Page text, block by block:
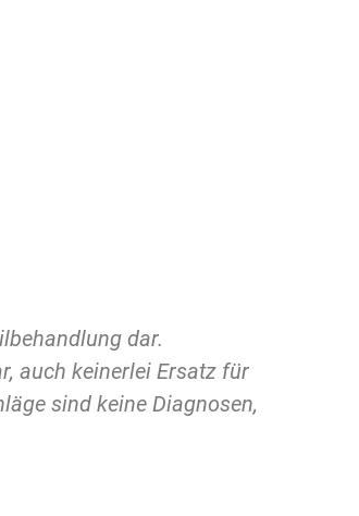
dar.
auch keinerlei Ersatz für
sind keine Diagnosen,